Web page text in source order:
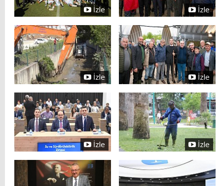
İzle İzle
İzle İzle
İzle İzle